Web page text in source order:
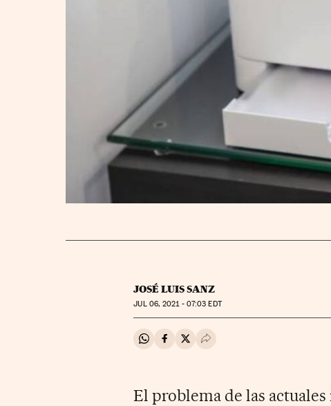
JOSÉ LUIS SANZ
JUL 06, 2021 - 07:03 EDT
Compartir en Whatsapp
Compartir en Facebook
Compartir en Twitter
Desplegar Redes Sociales
El problema de las